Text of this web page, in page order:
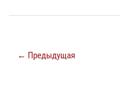
← Предыдущая